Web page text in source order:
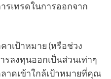
เทรดในการออกจาก
เป้าหมาย (หรือช่วง
ลงทุนออกเป็นส่วนเท่าๆ
าดเข้าใกล้เป้าหมายที่คุณ